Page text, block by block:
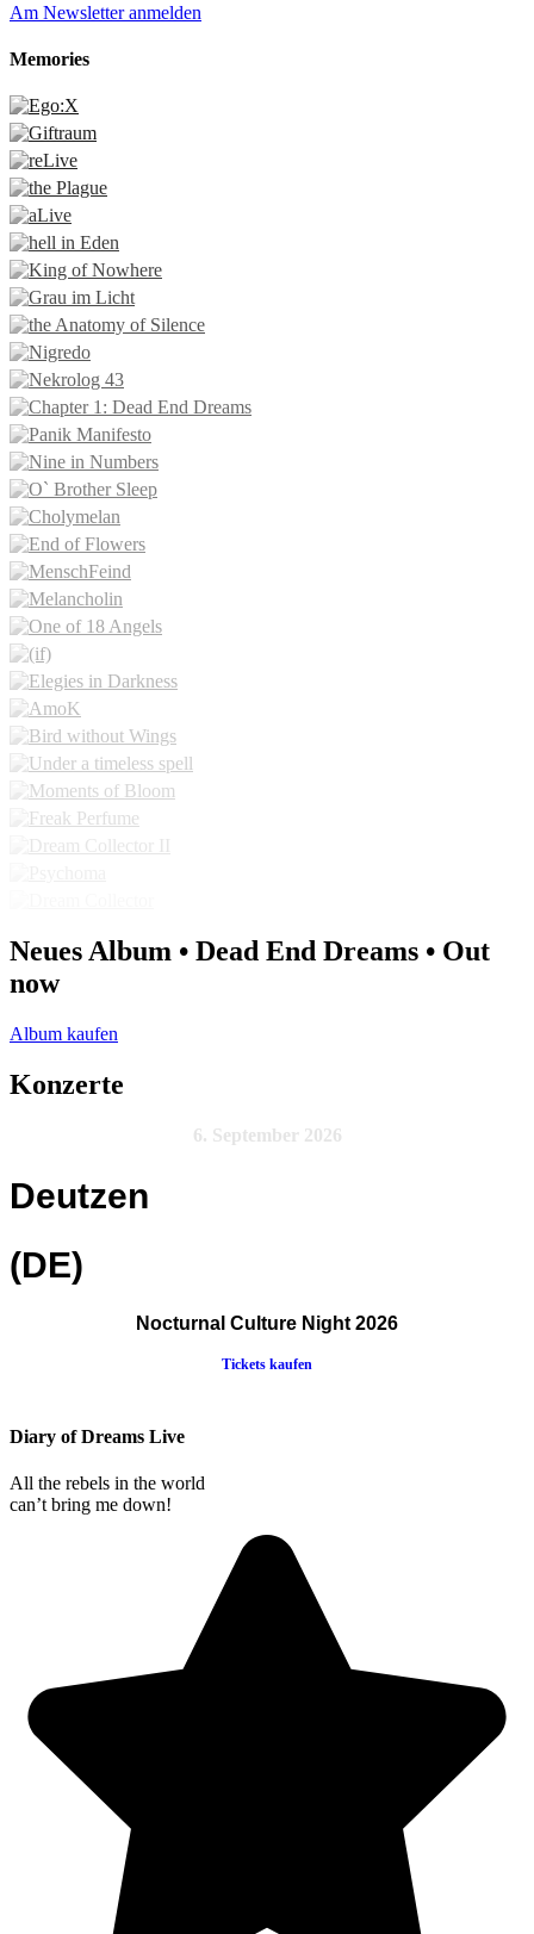
Am Newsletter anmelden
Memories
Neues Album • Dead End Dreams • Out
now
Album kaufen
Konzerte
6. September 2026
Deutzen
(DE)
Nocturnal Culture Night 2026
Tickets kaufen
Diary of Dreams Live
All the rebels in the world
can’t bring me down!